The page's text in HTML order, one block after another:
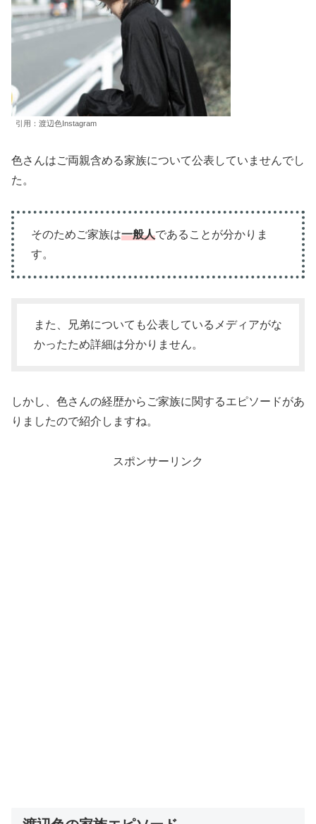
引用：渡辺色Instagram
色さんはご両親含める家族について公表していませんでし
た。
そのためご家族は一般人であることが分かりま
す。
また、兄弟についても公表しているメディアがな
かったため詳細は分かりません。
しかし、色さんの経歴からご家族に関するエピソードがあ
りましたので紹介しますね。
スポンサーリンク